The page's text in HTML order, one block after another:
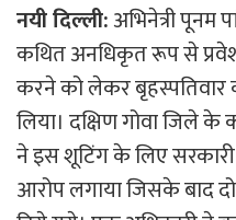
नयी दिल्ली:अभिनेत्री पूनम
कथित अनधिकृत रूप से
करने को लेकर बृहस्पतिवार
लिया। दक्षिण गोवा जिले
ने इस शूटिंग के लिए
आरोप लगाया जिसके बाद